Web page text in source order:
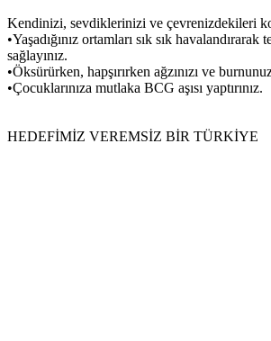
Kendinizi, sevdiklerinizi ve çevrenizdekileri
•Yaşadığınız ortamları sık sık havalandırarak
sağlayınız.
•Öksürürken, hapşırırken ağzınızı ve
•Çocuklarınıza mutlaka BCG aşısı yaptırınız.
HEDEFİMİZ VEREMSİZ BİR TÜRKİYE